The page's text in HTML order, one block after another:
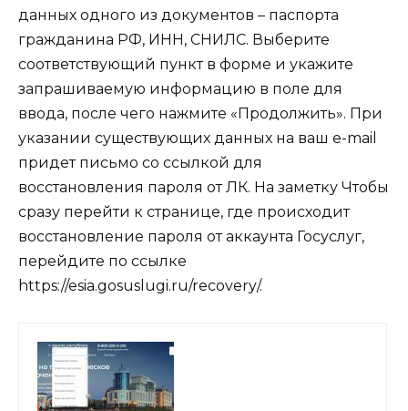
данных одного из документов – паспорта
гражданина РФ, ИНН, СНИЛС. Выберите
соответствующий пункт в форме и укажите
запрашиваемую информацию в поле для
ввода, после чего нажмите «Продолжить». При
указании существующих данных на ваш e-mail
придет письмо со ссылкой для
восстановления пароля от ЛК. На заметку Чтобы
сразу перейти к странице, где происходит
восстановление пароля от аккаунта Госуслуг,
перейдите по ссылке
https://esia.gosuslugi.ru/recovery/.